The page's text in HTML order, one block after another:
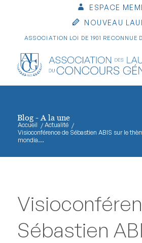
ESPACE
NOUVEAU
ASSOCIATION LOI DE 1901
Blog - A la une
Accueil / Actualité /
Visioconférence de Sébastien ABIS sur le
mondia...
Sébastien